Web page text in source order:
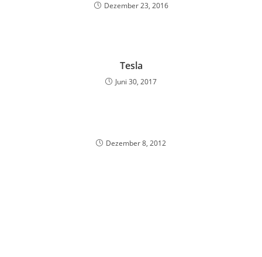
Dezember 23, 2016
Tesla
Juni 30, 2017
Dezember 8, 2012